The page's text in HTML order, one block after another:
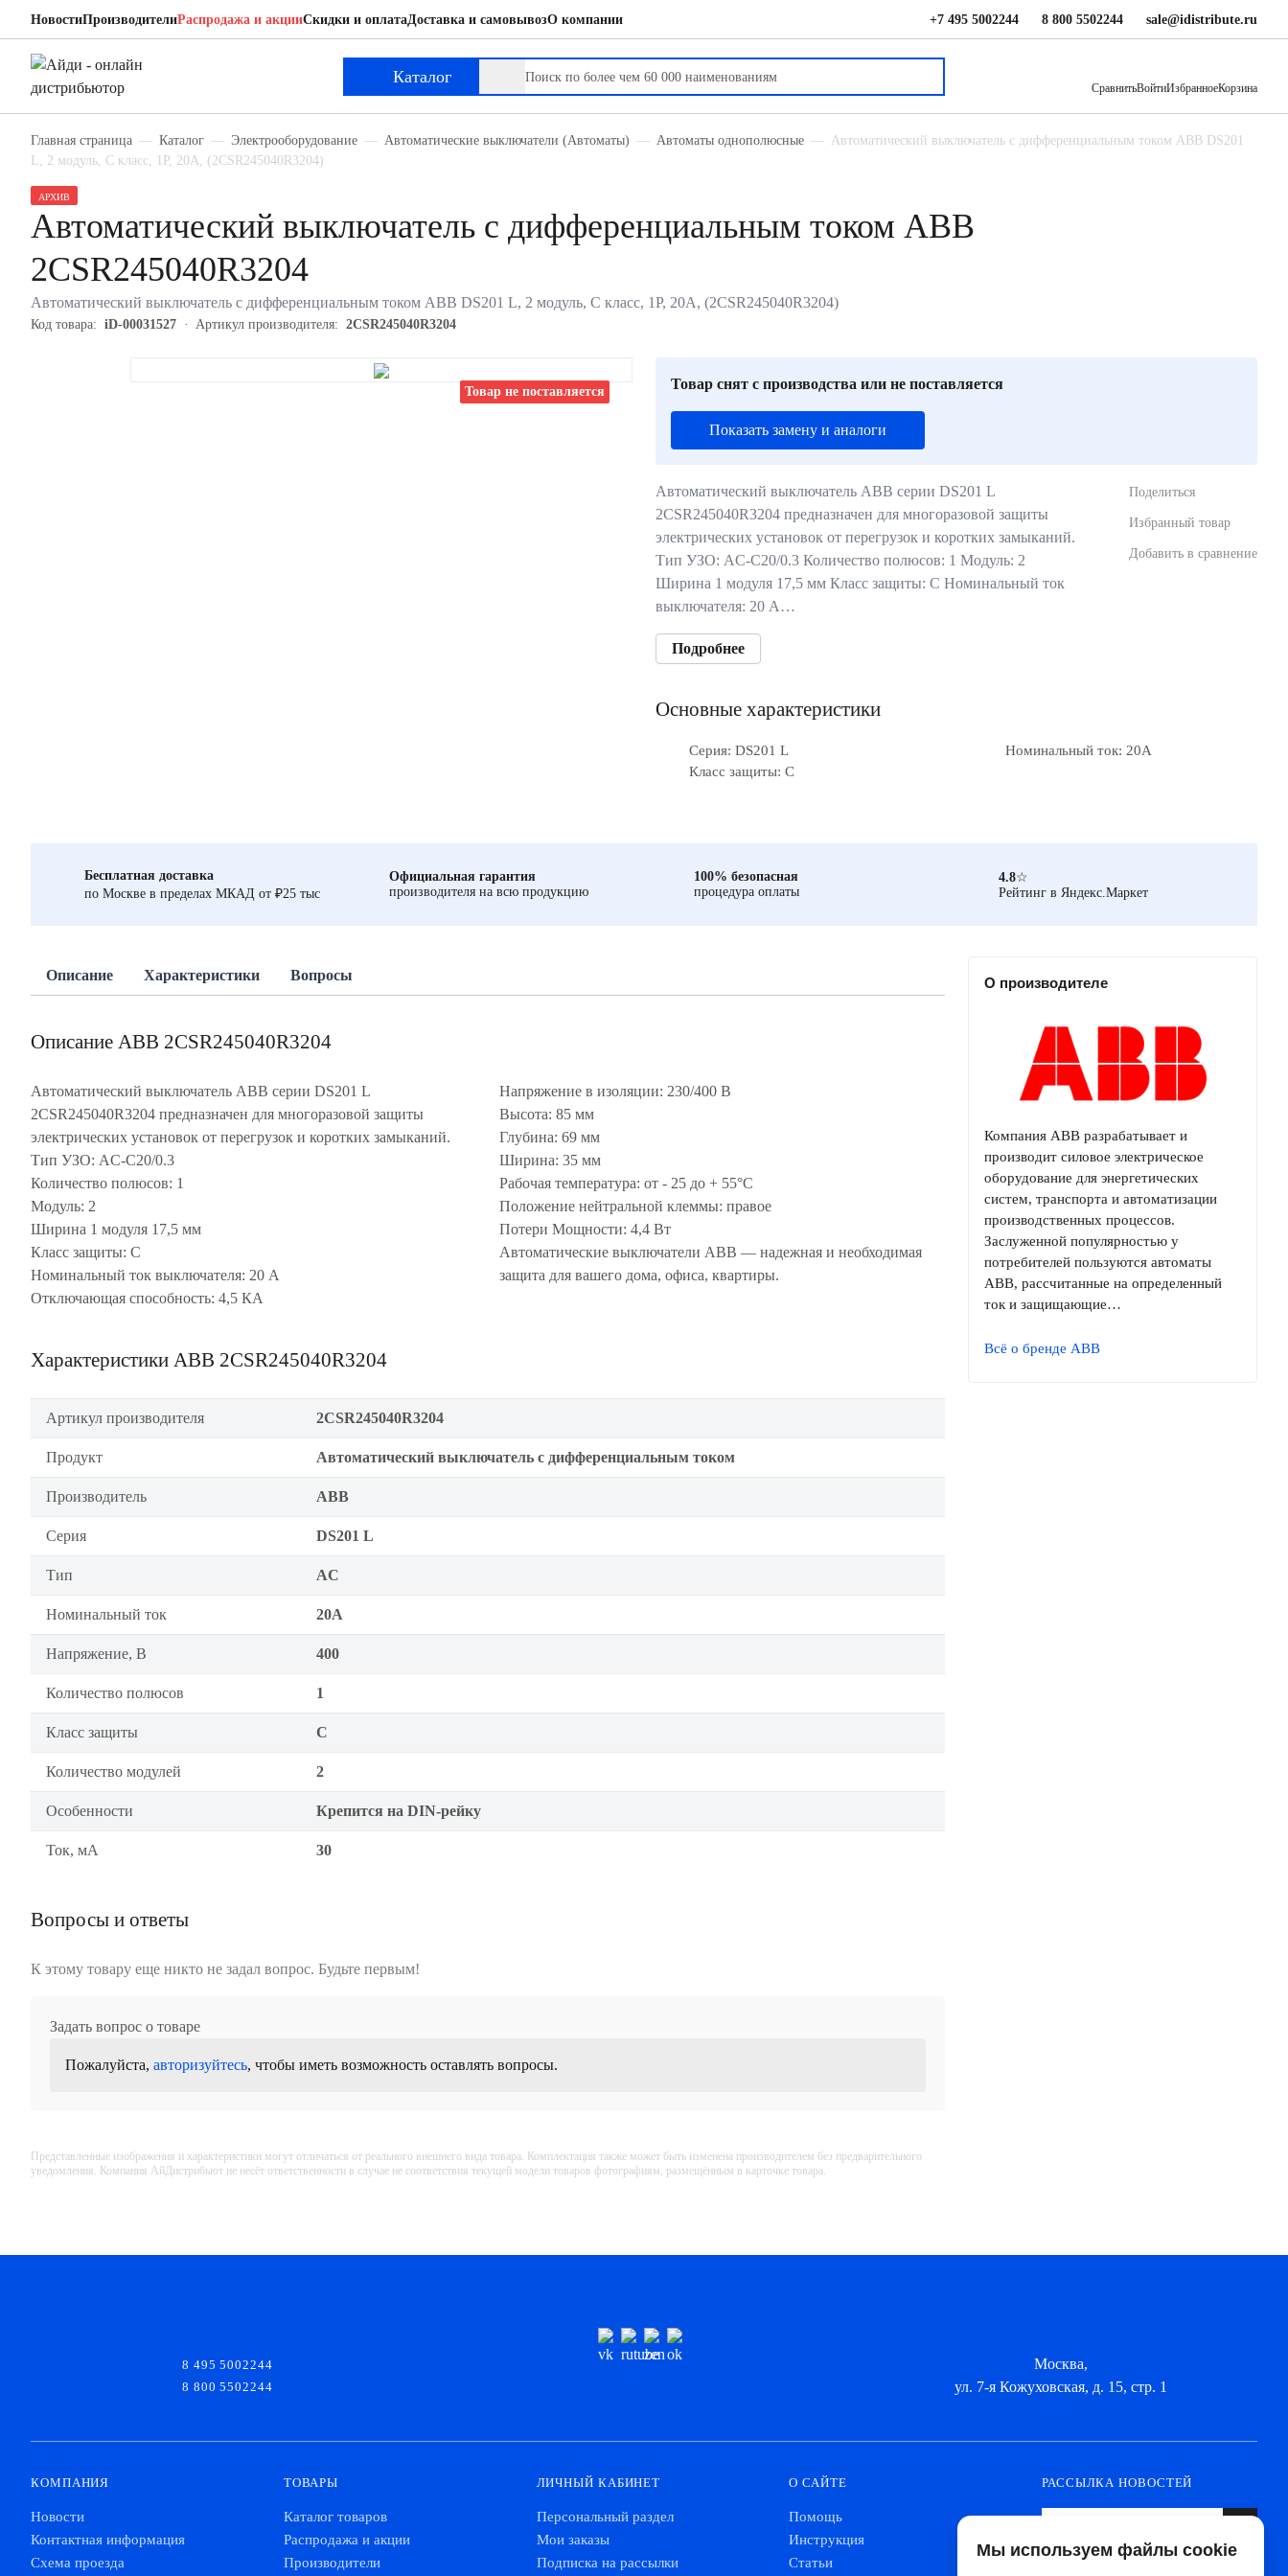
НовостиПроизводителиРаспродажа и акцииСкидки и оплатаДоставка и самовывозО компании +7 495 5002244 8 800 5502244 sale@idistribute.ru
Каталог
СравнитьВойтиИзбранноеКорзина
Главная страница Каталог Электрооборудование Автоматические выключатели (Автоматы) Автоматы однополюсные
Автоматический выключатель с дифференциальным током ABB DS201
L, 2 модуль, C класс, 1P, 20А, (2CSR245040R3204)
Товар не поставляется
АРХИВ
Автоматический выключатель с дифференциальным током ABB
2CSR245040R3204
Автоматический выключатель с дифференциальным током ABB DS201 L, 2 модуль, C класс, 1P, 20А, (2CSR245040R3204)
Код товара: iD-00031527 Артикул производителя: 2CSR245040R3204
Товар снят с производства или не поставляется
Показать замену и аналоги
Автоматический выключатель ABB серии DS201 L
2CSR245040R3204 предназначен для многоразовой защиты
электрических установок от перегрузок и коротких замыканий.
Тип УЗО: AC-C20/0.3 Количество полюсов: 1 Модуль: 2
Ширина 1 модуля 17,5 мм Класс защиты: С Номинальный ток
выключателя: 20 А…
Подробнее
Поделиться
Избранный товар
Добавить в сравнение
Основные характеристики
Серия: DS201 L
Номинальный ток: 20А
Класс защиты: C
Бесплатная доставка
по Москве в пределах МКАД от ₽25 тыс
Официальная гарантия
производителя на всю продукцию
100% безопасная
процедура оплаты
4.8☆
Рейтинг в Яндекс.Маркет
Описание Характеристики Вопросы
Описание ABB 2CSR245040R3204
Автоматический выключатель ABB серии DS201 L
2CSR245040R3204 предназначен для многоразовой защиты
электрических установок от перегрузок и коротких замыканий.
Тип УЗО: AC-C20/0.3
Количество полюсов: 1
Модуль: 2
Ширина 1 модуля 17,5 мм
Класс защиты: С
Номинальный ток выключателя: 20 А
Отключающая способность: 4,5 КА
Напряжение в изоляции: 230/400 В
Высота: 85 мм
Глубина: 69 мм
Ширина: 35 мм
Рабочая температура: от - 25 до + 55°С
Положение нейтральной клеммы: правое
Потери Мощности: 4,4 Вт
Автоматические выключатели ABB — надежная и необходимая
защита для вашего дома, офиса, квартиры.
Характеристики ABB 2CSR245040R3204
Артикул производителя 2CSR245040R3204
Продукт Автоматический выключатель с дифференциальным током
Производитель ABB
Серия DS201 L
Тип AC
Номинальный ток 20А
Напряжение, В 400
Количество полюсов 1
Класс защиты C
Количество модулей 2
Особенности Крепится на DIN-рейку
Ток, мА 30
Вопросы и ответы
К этому товару еще никто не задал вопрос. Будьте первым!
Задать вопрос о товаре
Пожалуйста, авторизуйтесь, чтобы иметь возможность оставлять вопросы.
Представленные изображения и характеристики могут отличаться от реального внешнего вида товара. Комплектация также может быть изменена производителем без предварительного
уведомления. Компания АйДистрибьют не несёт ответственности в случае не соответствия текущей модели товаров фотографиям, размещённым в карточке товара.
О производителе
Компания ABB разрабатывает и
производит силовое электрическое
оборудование для энергетических
систем, транспорта и автоматизации
производственных процессов.
Заслуженной популярностью у
потребителей пользуются автоматы
ABB, рассчитанные на определенный
ток и защищающие…
Всё о бренде ABB
ABB 2CSR245040R3204
Автоматический выключатель с дифференциальным током
8 495 5002244
8 800 5502244
Москва,
ул. 7-я Кожуховская, д. 15, стр. 1
КОМПАНИЯ
Новости
Контактная информация
Схема проезда
ТОВАРЫ
Каталог товаров
Распродажа и акции
Производители
ЛИЧНЫЙ КАБИНЕТ
Персональный раздел
Мои заказы
Подписка на рассылки
О САЙТЕ
Помощь
Инструкция
Статьи
РАССЫЛКА НОВОСТЕЙ
Мы используем файлы cookie